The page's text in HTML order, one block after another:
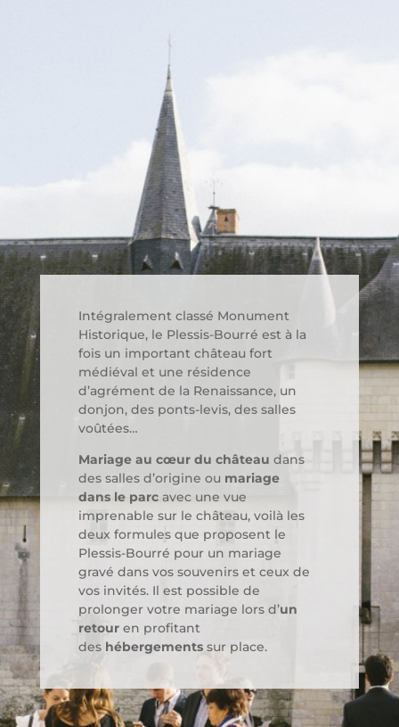
Intégralement classé Monument
Historique, le Plessis-Bourré est à la
fois un important château fort
médiéval et une résidence
d’agrément de la Renaissance, un
donjon, des ponts-levis, des salles
voûtées…
Mariage au cœur du château dans
des salles d’origine ou mariage
dans le parcavec une vue
imprenable sur le château, voilà les
deux formules que proposent le
Plessis-Bourré pour un mariage
gravé dans vos souvenirs et ceux de
vos invités. Il est possible de
prolonger votre mariage lors d’un
retouren profitant
des hébergementssur place.